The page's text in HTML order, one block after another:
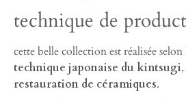
technique de
cette belle collection est réalisée selon
technique japonaise du kintsugi
restauration de céramiques.